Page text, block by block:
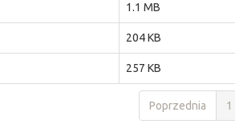
1.1 MB
204 KB
257 KB
Poprzednia 1